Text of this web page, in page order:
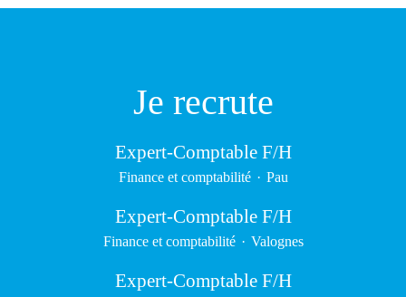
Je recrute
Expert-Comptable F/H
Finance et comptabilité · Pau
Expert-Comptable F/H
Finance et comptabilité · Valognes
Expert-Comptable F/H